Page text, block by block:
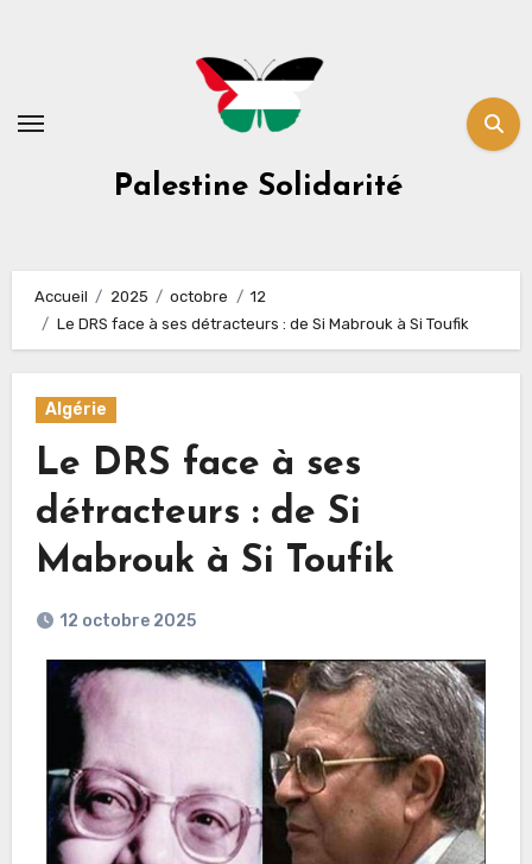
Palestine Solidarité
Accueil 2025 octobre
12
Le DRS face à ses détracteurs : de Si Mabrouk à Si Toufik
Algérie
Le DRS face à ses
détracteurs : de Si
Mabrouk à Si Toufik
12 octobre 2025